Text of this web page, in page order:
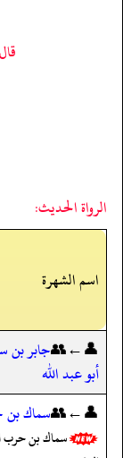
الرواة الحديث:
اسم الشهرة
👤←👥جابر بن
أبو عبد الله
👤←👥سماك بن
سماك بن حرب